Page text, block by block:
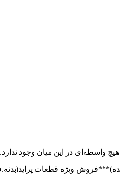
واسطه‌ای در این میان وجود ندارد.